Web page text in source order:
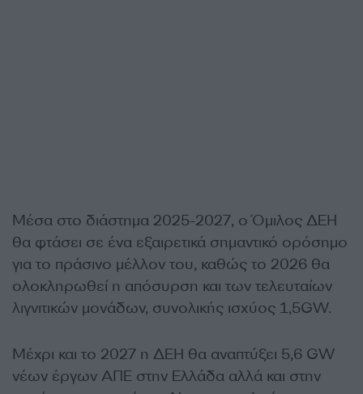
Μέσα στο διάστημα 2025-2027, ο Όμιλος ΔΕΗ
θα φτάσει σε ένα εξαιρετικά σημαντικό ορόσημο
για το πράσινο μέλλον του, καθώς το 2026 θα
ολοκληρωθεί η απόσυρση και των τελευταίων
λιγνιτικών μονάδων, συνολικής ισχύος 1,5GW.
Μέχρι και το 2027 η ΔΕΗ θα αναπτύξει 5,6 GW
νέων έργων ΑΠΕ στην Ελλάδα αλλά και στην